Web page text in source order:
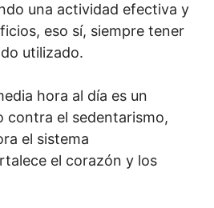
una actividad efectiva y
eso sí, siempre tener
utilizado.
hora al día es un
contra el sedentarismo,
el sistema
el corazón y los